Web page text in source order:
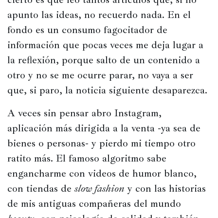
Historia
Concursos
Viajes
y
Relatos
apunto las ideas, no recuerdo nada. En el
fondo es un consumo fagocitador de
información que pocas veces me deja lugar a
la reflexión, porque salto de un contenido a
otro y no se me ocurre parar, no vaya a ser
que, si paro, la noticia siguiente desaparezca.
A veces sin pensar abro Instagram,
aplicación más dirigida a la venta -ya sea de
bienes o personas- y pierdo mi tiempo otro
ratito más. El famoso algoritmo sabe
engancharme con videos de humor blanco,
con tiendas de slow fashion y con las historias